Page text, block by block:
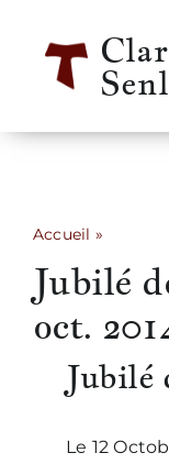
contenu
Qui sommes-
Notre vie
Accueil »
Jubilé
oct.
Jubilé
Le 12